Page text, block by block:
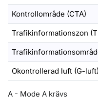
Kontrollområde (CTA)
Trafikinformationszon
Okontrollerad luft (G-luft)
A - Mode A krävs